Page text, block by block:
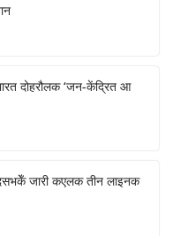
दोहरौलक ‘जन-केंद्रित आ
जारी कएलक तीन लाइनक